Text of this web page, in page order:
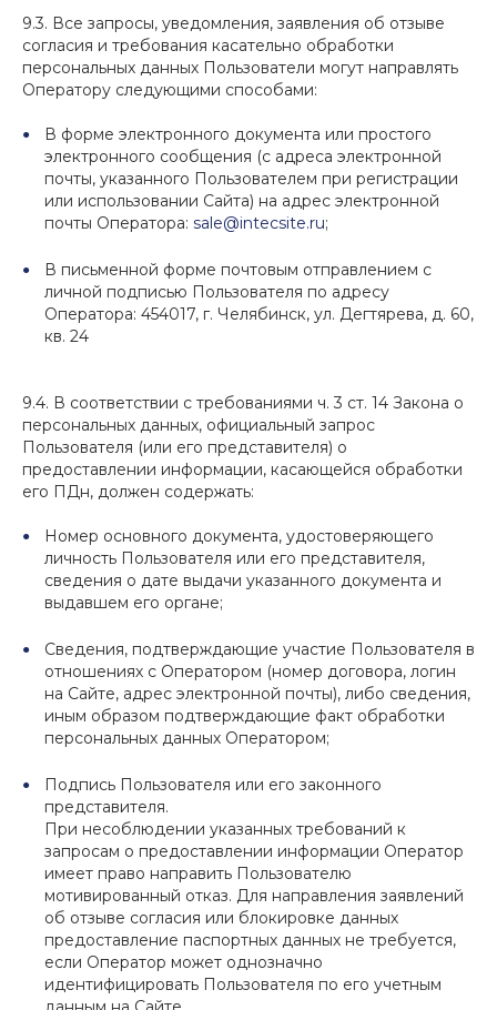
9.3. Все запросы, уведомления, заявления об отзыве
согласия и требования касательно обработки
персональных данных Пользователи могут направлять
Оператору следующими способами:
В форме электронного документа или простого
электронного сообщения (с адреса электронной
почты, указанного Пользователем при регистрации
или использовании Сайта) на адрес электронной
почты Оператора: sale@intecsite.ru;
В письменной форме почтовым отправлением с
личной подписью Пользователя по адресу
Оператора: 454017, г. Челябинск, ул. Дегтярева, д. 60,
кв. 24
9.4. В соответствии с требованиями ч. 3 ст. 14 Закона о
персональных данных, официальный запрос
Пользователя (или его представителя) о
предоставлении информации, касающейся обработки
его ПДн, должен содержать:
Номер основного документа, удостоверяющего
личность Пользователя или его представителя,
сведения о дате выдачи указанного документа и
выдавшем его органе;
Сведения, подтверждающие участие Пользователя в
отношениях с Оператором (номер договора, логин
на Сайте, адрес электронной почты), либо сведения,
иным образом подтверждающие факт обработки
персональных данных Оператором;
Подпись Пользователя или его законного
представителя.
При несоблюдении указанных требований к
запросам о предоставлении информации Оператор
имеет право направить Пользователю
мотивированный отказ. Для направления заявлений
об отзыве согласия или блокировке данных
предоставление паспортных данных не требуется,
если Оператор может однозначно
идентифицировать Пользователя по его учетным